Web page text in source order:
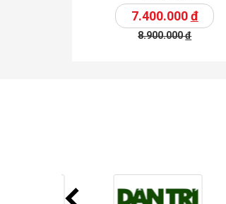
7.400.000đ
8.900.000đ